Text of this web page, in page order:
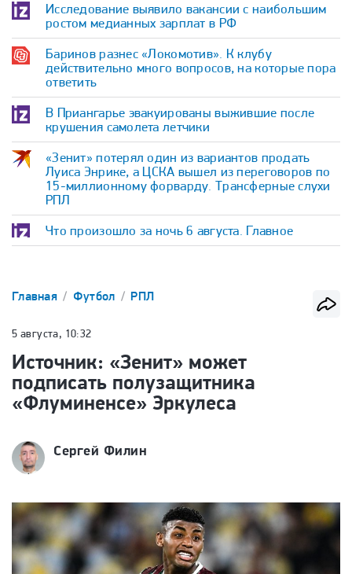
Исследование выявило вакансии с наибольшим
ростом медианных зарплат в РФ
Баринов разнес «Локомотив». К клубу
действительно много вопросов, на которые пора
ответить
В Приангарье эвакуированы выжившие после
крушения самолета летчики
«Зенит» потерял один из вариантов продать
Луиса Энрике, а ЦСКА вышел из переговоров по
15-миллионному форварду. Трансферные слухи
РПЛ
Что произошло за ночь 6 августа. Главное
Главная Футбол РПЛ
5 августа, 10:32
Источник: «Зенит» может
подписать полузащитника
«Флуминенсе» Эркулеса
Сергей Филин